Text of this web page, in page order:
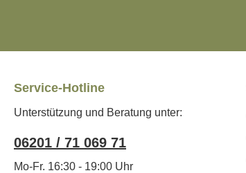
Service-Hotline
Unterstützung und Beratung unter:
06201 / 71 069 71
Mo-Fr. 16:30 - 19:00 Uhr